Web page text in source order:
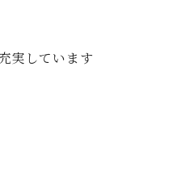
実しています